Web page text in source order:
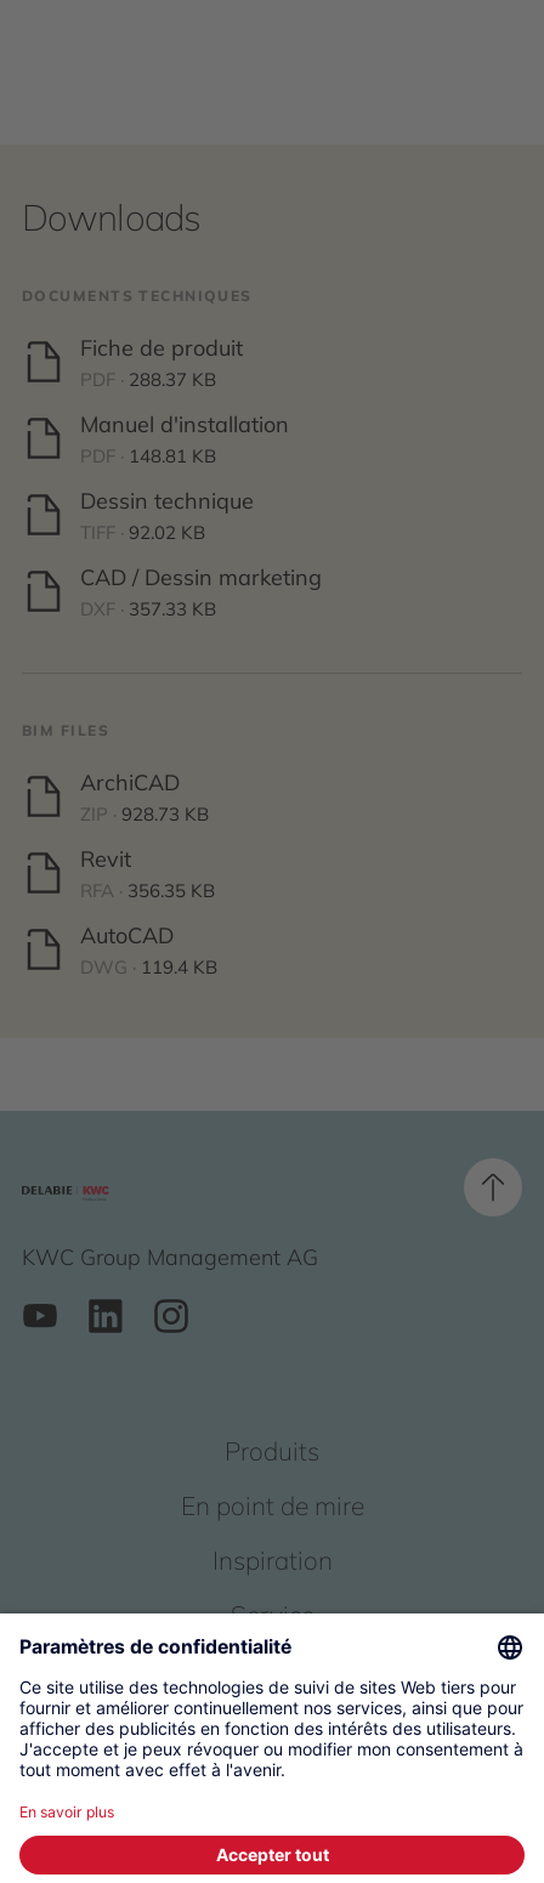
Downloads
DOCUMENTS TECHNIQUES
Fiche de produit
PDF · 288.37 KB
Manuel d'installation
PDF · 148.81 KB
Dessin technique
TIFF · 92.02 KB
CAD / Dessin marketing
DXF · 357.33 KB
BIM FILES
ArchiCAD
ZIP · 928.73 KB
Revit
RFA · 356.35 KB
AutoCAD
DWG · 119.4 KB
KWC Group Management AG
Produits
En point de mire
Inspiration
Service
© 2026 KWC Group Management AG
Conditions générales
Empreinte